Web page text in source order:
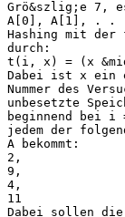
Grö&szlig;e 7,
A[0], A[1], . . .
Hashing mit der
durch:
t(i, x) = (x
Dabei ist x ein
Nummer des
unbesetzte
beginnend bei i
jedem der
A bekommt:
2,
9,
4,
11
Dabei sollen die